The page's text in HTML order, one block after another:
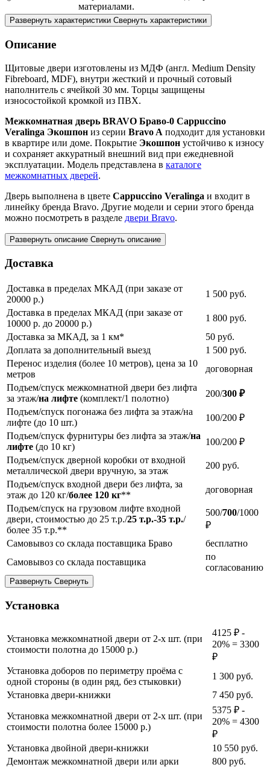
материалами.
Развернуть характеристики Свернуть характеристики
Описание
Щитовые двери изготовлены из МДФ (англ. Medium Density
Fibreboard, MDF), внутри жесткий и прочный сотовый
наполнитель с ячейкой 30 мм. Торцы защищены
износостойкой кромкой из ПВХ.
Межкомнатная дверь BRAVO Браво-0 Cappuccino
Veralinga Экошпон из серии Bravo A подходит для установки
в квартире или доме. Покрытие Экошпон устойчиво к износу
и сохраняет аккуратный внешний вид при ежедневной
эксплуатации. Модель представлена в каталоге
межкомнатных дверей.
Дверь выполнена в цвете Cappuccino Veralinga и входит в
линейку бренда Bravo. Другие модели и серии этого бренда
можно посмотреть в разделе двери Bravo.
Развернуть описание Свернуть описание
Доставка
Доставка в пределах МКАД (при заказе от
20000 р.)
1 500 руб.
Доставка в пределах МКАД (при заказе от
10000 р. до 20000 р.)
1 800 руб.
Доставка за МКАД, за 1 км*
50 руб.
Доплата за дополнительный выезд
1 500 руб.
Перенос изделия (более 10 метров), цена за 10
метров
договорная
Подъем/спуск межкомнатной двери без лифта
за этаж/на лифте (комплект/1 полотно) 200/300 ₽
Подъем/спуск погонажа без лифта за этаж/на
лифте (до 10 шт.)
100/200 ₽
Подъем/спуск фурнитуры без лифта за этаж/на
лифте (до 10 кг)
100/200 ₽
Подъем/спуск дверной коробки от входной
металлической двери вручную, за этаж
200 руб.
Подъем/спуск входной двери без лифта, за
этаж до 120 кг/более 120 кг**
договорная
Подъем/спуск на грузовом лифте входной
двери, стоимостью до 25 т.р./25 т.р.-35 т.р./
более 35 т.р.**
500/700/1000
₽
Самовывоз со склада поставщика Браво
бесплатно
Самовывоз со склада поставщика
по
согласованию
Развернуть Свернуть
Установка
Установка межкомнатной двери от 2-х шт. (при
стоимости полотна до 15000 р.)
4125 ₽ -
20% = 3300
₽
Установка доборов по периметру проёма с
одной стороны (в один ряд, без стыковки)
1 300 руб.
Установка двери-книжки
7 450 руб.
Установка межкомнатной двери от 2-х шт. (при
стоимости полотна более 15000 р.)
5375 ₽ -
20% = 4300
₽
Установка двойной двери-книжки
10 550 руб.
Демонтаж межкомнатной двери или арки
800 руб.